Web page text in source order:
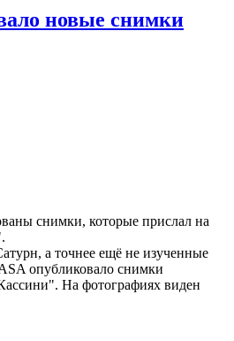
новые снимки
снимки, которые прислал на
а точнее ещё не изученные
опубликовало снимки
На фотографиях виден